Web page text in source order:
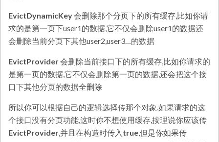
EvictDynamicKey会删除那个分页下的所有缓存,比如你请
求的是第一页下user1的数据,它不仅会删除user1的数据还
会删除当前分页下其他user2,user3…的数据
EvictProvider会删除当前接口下的所有缓存,比如你请求的
是第一页的数据,它不仅会删除第一页的数据,还会把这个接
口下其他分页的数据全删除
所以你可以根据自己的逻辑选择传那个对象,如果请求的这
个接口没有分页功能,这时你不想使用缓存,按理说你应该传
EvictProvider,并且在构造时传入 true,但是你如果传